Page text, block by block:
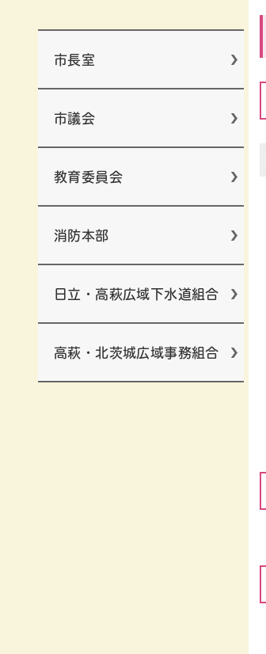
市長室
市議会
教育委員会
消防本部
日立・高萩広域下水道組合
高萩・北茨城広域事務組合